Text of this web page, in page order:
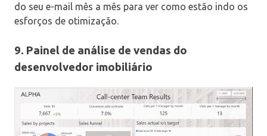
do seu e-mail mês a mês para ver como estão indo os
esforços de otimização.
9. Painel de análise de vendas do
desenvolvedor imobiliário